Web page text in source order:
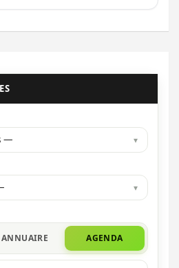
—
ANNUAIRE AGENDA